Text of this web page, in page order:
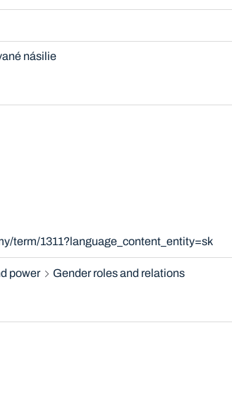
násilie
term/1311?language_content_entity=sk
power Gender roles and relations